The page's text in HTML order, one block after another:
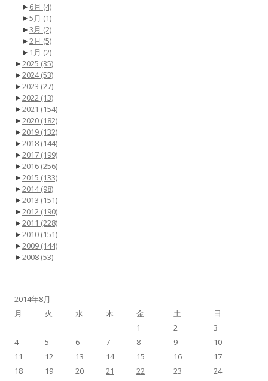
► 6月 (4)
►5月 (1)
►3月 (2)
►2月 (5)
► 1月 (2)
►2025 (35)
►2024(53)
►2023 (27)
►2022 (13)
►2021 (154)
►2020 (182)
►2019 (132)
►2018 (144)
►2017 (199)
►2016 (256)
►2015 (133)
►2014(98)
►2013 (151)
►2012 (190)
►2011 (228)
►2010 (151)
►2009 (144)
►2008 (53)
2014年8月
月
火 水 木 金 土
日
1
2
3
4
5 6 7 8 9
10
11
12 13 14 15 16
17
18
19 20 21 22 23
24